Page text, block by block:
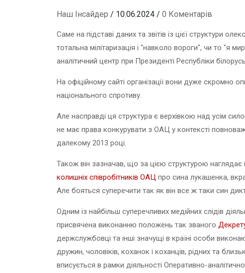
Наш Інсайдер / 10.06.2024 / 0 Коментарів
Саме на підставі даних та звітів із цієї структури
тотальна мілітаризація і "навколо вороги", чи то "я
аналітичний центр при Президенті Республіки
На офіційному сайті організації вони дуже скромно
національного спротиву.
Але насправді ця структура є верхівкою над усім
не має права конкурувати з ОАЦ у контексті
далекому 2013 році.
Також він зазначав, що за цією структурою
колишніх співробітників ОАЦ про сина лукашенка,
Але бояться суперечити так як він все ж таки син
Одним із найбільш суперечливих медійних слідів
присвячена виконанню положень так званого
держслужбовці та інші значущі в країні особи
дружин, чоловіків, коханок і коханців, рідних та
вписується в рамки діяльності Оперативно-